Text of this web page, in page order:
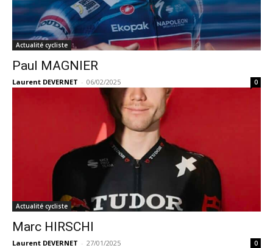
Actualité cycliste
Paul MAGNIER
Laurent DEVERNET - 06/02/2025 0
Actualité cycliste
Marc HIRSCHI
Laurent DEVERNET - 27/01/2025 0